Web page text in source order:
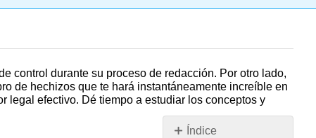
Índice
control durante su proceso de redacción. Por otro lado,
de hechizos que te hará instantáneamente increíble en
legal efectivo. Dé tiempo a estudiar los conceptos y